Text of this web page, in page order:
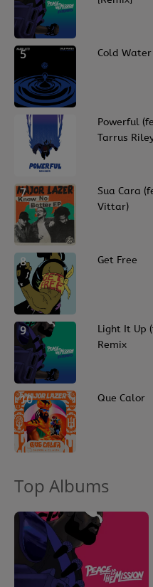
5 Cold Water
Powerful
Tarrus
7
Sua Cara
Vittar)
8 Get Free
9
Light It Up
Remix
10 Que Calor
Top Albums